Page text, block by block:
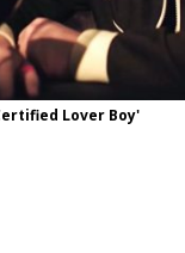
Lover Boy'